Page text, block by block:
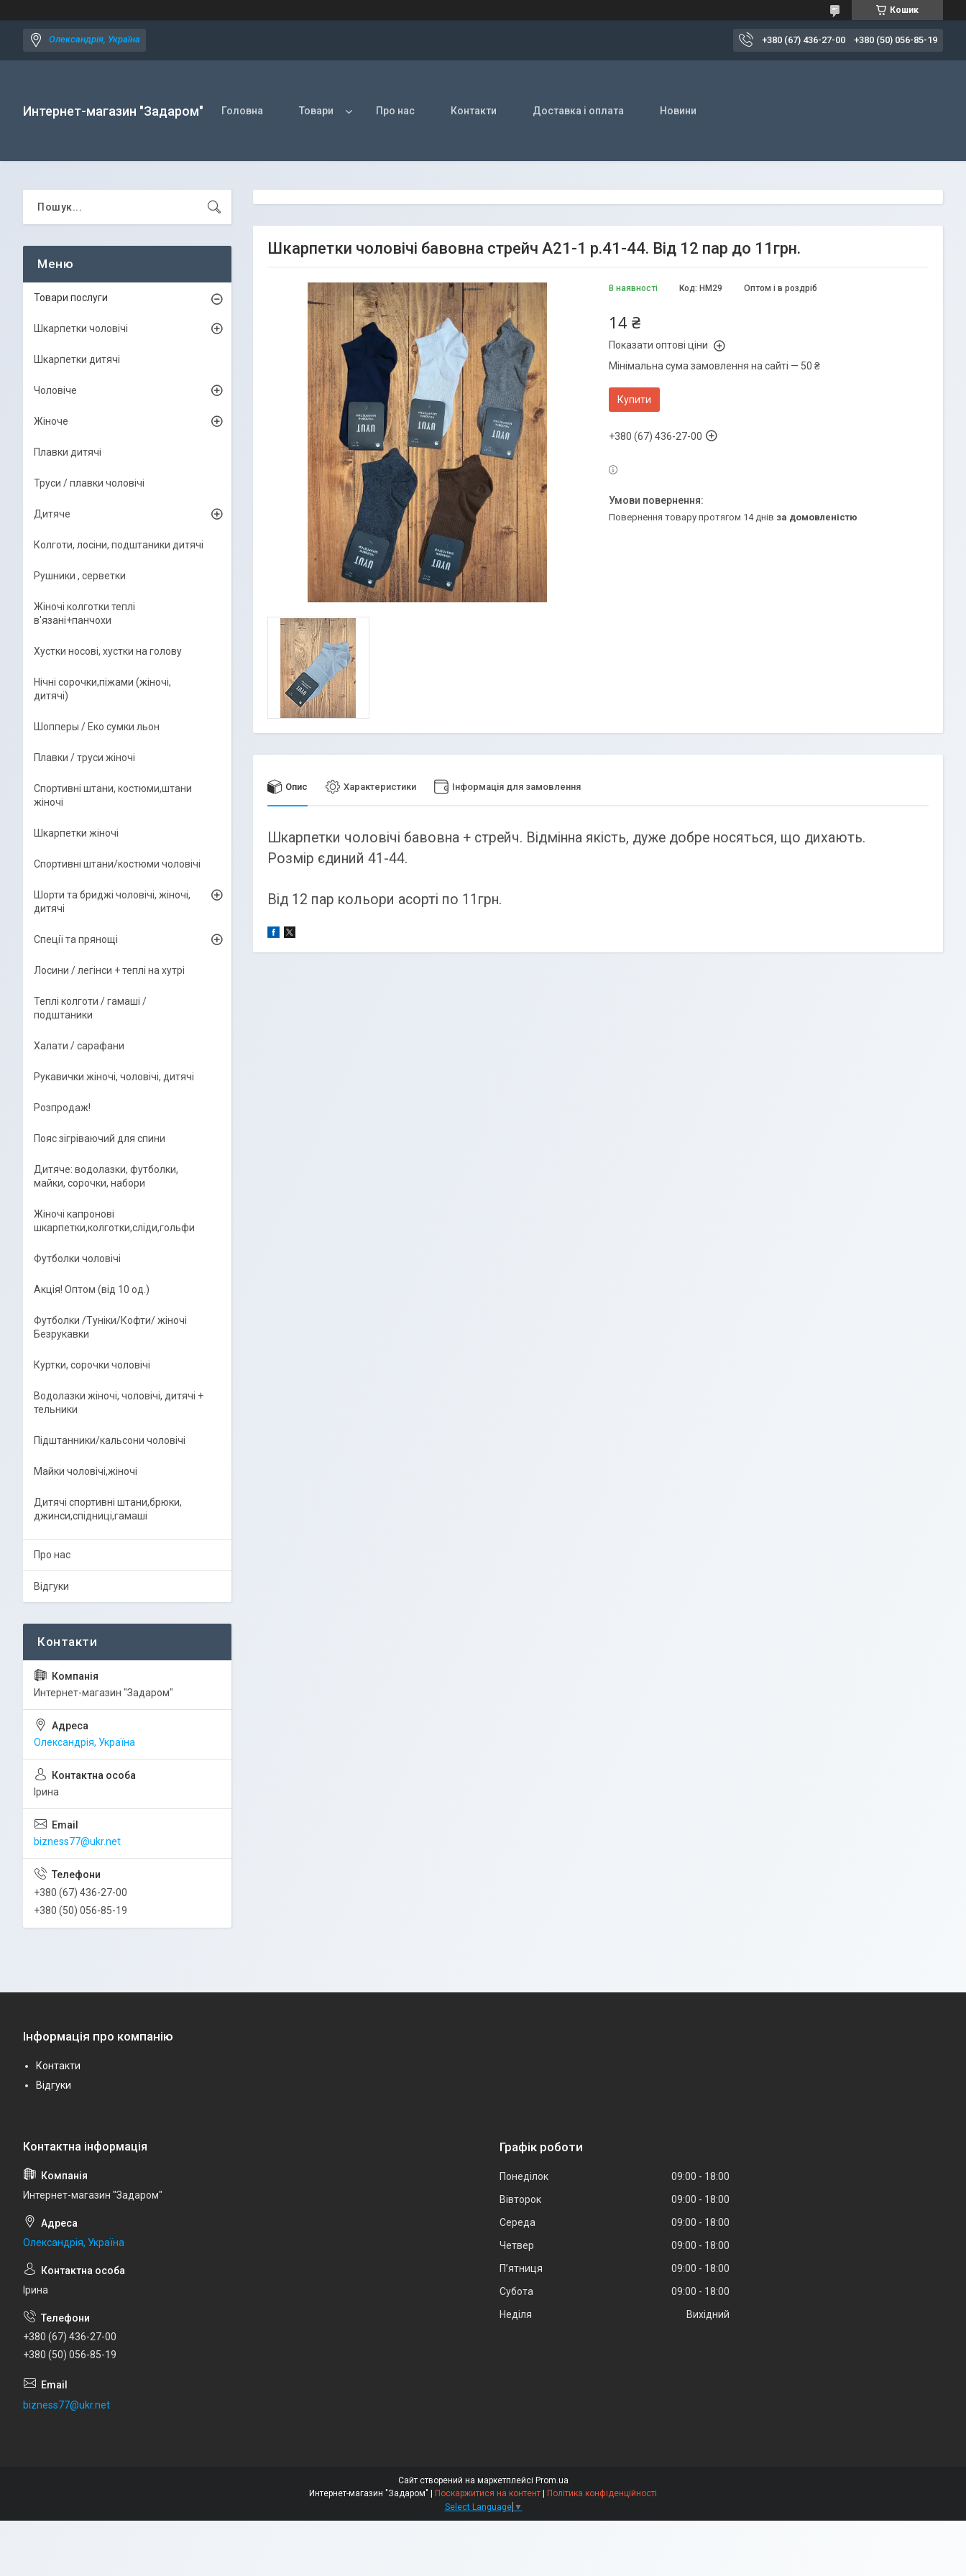
Кошик
Олександрія, Україна +380 (67) 436-27-00 +380 (50) 056-85-19
Интернет-магазин "Задаром" Головна Товари Про нас Контакти Доставка і оплата Новини
Шкарпетки чоловічі бавовна стрейч А21-1 р.41-44. Від 12 пар до 11грн.
В наявності Оптом і в роздріб
Код: НМ29
14 ₴
Показати оптові ціни
Мінімальна сума замовлення на сайті — 50 ₴
Купити
+380 (67) 436-27-00
повернення товару протягом 14 днів за домовленістю
Опис Характеристики Інформація для замовлення
Шкарпетки чоловічі бавовна + стрейч. Відмінна якість, дуже добре носяться, що дихають.
Розмір єдиний 41-44.
Від 12 пар кольори асорті по 11грн.
Товари послуги
Шкарпетки чоловічі
Шкарпетки дитячі
Чоловіче
Жіноче
Плавки дитячі
Труси / плавки чоловічі
Дитяче
Колготи, лосіни, подштаники дитячі
Рушники , серветки
Жіночі колготки теплі
в'язані+панчохи
Хустки носові, хустки на голову
Нічні сорочки,піжами (жіночі,
дитячі)
Шопперы / Еко сумки льон
Плавки / труси жіночі
Спортивні штани, костюми,штани
жіночі
Шкарпетки жіночі
Спортивні штани/костюми чоловічі
Шорти та бриджі чоловічі, жіночі,
дитячі
Спеції та прянощі
Лосини / легінси + теплі на хутрі
Теплі колготи / гамаші /
подштаники
Халати / сарафани
Рукавички жіночі, чоловічі, дитячі
Розпродаж!
Пояс зігріваючий для спини
Дитяче: водолазки, футболки,
майки, сорочки, набори
Жіночі капронові
шкарпетки,колготки,сліди,гольфи
Футболки чоловічі
Акція! Оптом (від 10 од.)
Футболки /Туніки/Кофти/ жіночі
Безрукавки
Куртки, сорочки чоловічі
Водолазки жіночі, чоловічі, дитячі +
тельники
Підштанники/кальсони чоловічі
Майки чоловічі,жіночі
Дитячі спортивні штани,брюки,
джинси,спідниці,гамаші
Про нас
Відгуки
Интернет-магазин "Задаром"
Олександрія, Україна
Ірина
bizness77@ukr.net
+380 (67) 436-27-00
+380 (50) 056-85-19
Інформація про компанію
Контакти
Відгуки
Интернет-магазин "Задаром"
Олександрія, Україна
Ірина
+380 (67) 436-27-00
+380 (50) 056-85-19
bizness77@ukr.net
Графік роботи
Понеділок 09:00
18:00
Вівторок
09:00
18:00
Середа
09:00
18:00
Четвер
09:00
18:00
Пʼятниця
09:00
18:00
Субота
09:00
18:00
Неділя
Вихідний
Сайт створений на маркетплейсі Prom.ua
Поскаржитися на контент
Політика конфіденційності
Select Language ▼